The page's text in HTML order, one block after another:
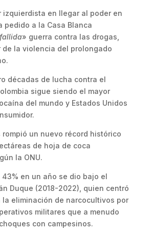
izquierdista en llegar al poder en
pedido a la Casa Blanca
fallida» guerra contra las drogas,
de la violencia del prolongado
décadas de lucha contra el
sigue siendo el mayor
del mundo y Estados Unidos
rompió un nuevo récord histórico
de hoja de coca
la ONU.
43% en un año se dio bajo el
Duque (2018-2022), quien centró
la eliminación de narcocultivos por
militares que a menudo
con campesinos.